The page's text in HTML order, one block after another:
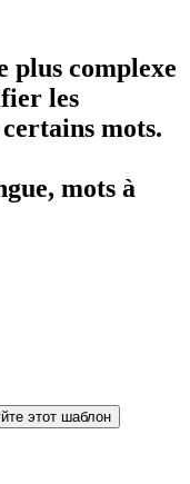
plus complexe
les
mots.
mots à
этот шаблон